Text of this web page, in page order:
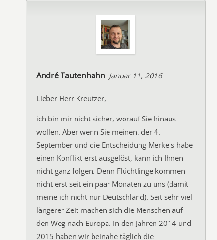
André Tautenhahn Januar 11, 2016
Lieber Herr Kreutzer,
ich bin mir nicht sicher, worauf Sie hinaus
wollen. Aber wenn Sie meinen, der 4.
September und die Entscheidung Merkels habe
einen Konflikt erst ausgelöst, kann ich Ihnen
nicht ganz folgen. Denn Flüchtlinge kommen
nicht erst seit ein paar Monaten zu uns (damit
meine ich nicht nur Deutschland). Seit sehr viel
längerer Zeit machen sich die Menschen auf
den Weg nach Europa. In den Jahren 2014 und
2015 haben wir beinahe täglich die